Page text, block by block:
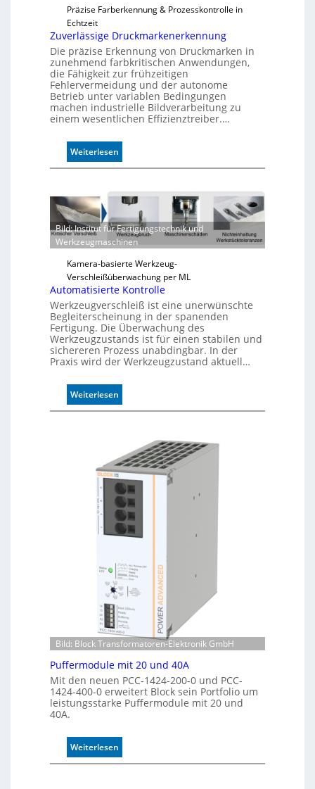
Präzise Farberkennung & Prozesskontrolle in
Echtzeit
Zuverlässige Druckmarkenerkennung
Die präzise Erkennung von Druckmarken in
zunehmend farbkritischen Anwendungen,
die Fähigkeit zur frühzeitigen
Fehlervermeidung und der autonome
Betrieb unter variablen Bedingungen
machen industrielle Bildverarbeitung zu
einem wesentlichen Effizienztreiber.…
Weiterlesen
Z
v
e
r
l
ä
e
D
r
u
c
a
n
e
r
k
e
n
n
n
g
Bild: Institut für Fertigungstechnik und
Werkzeugmaschinen
Kamera-basierte Werkzeug-
Verschleißüberwachung per ML
Automatisierte Kontrolle
Werkzeugverschleiß ist eine unerwünschte
Begleiterscheinung in der spanenden
Fertigung. Die Überwachung des
Werkzeugzustands ist für einen stabilen und
sichereren Prozess unabdingbar. In der
Praxis wird der Werkzeugzustand aktuell…
Weiterlesen
A
m
a
s
t
e
K
o
n
t
r
o
l
e
Bild: Block Transformatoren-Elektronik GmbH
Puffermodule mit 20 und 40A
Mit den neuen PCC-1424-200-0 und PCC-
1424-400-0 erweitert Block sein Portfolio um
leistungsstarke Puffermodule mit 20 und
40A.
Weiterlesen
P